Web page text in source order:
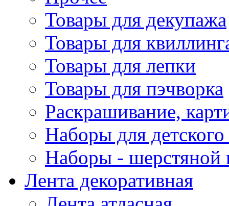
Товары для декупажа
Товары для
Товары для лепки
Товары для пэчворка
Раскрашивание,
Наборы для
Наборы - шерстяной
Лента декоративная